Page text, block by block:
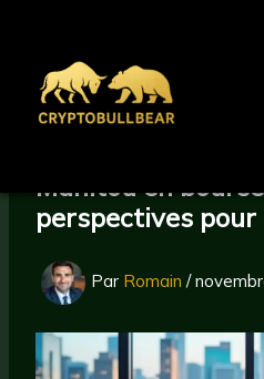
Manitou en
perspectives pour
Par Romain/